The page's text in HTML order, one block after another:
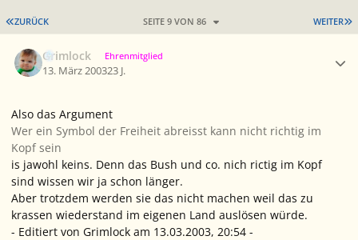
ERSTE SEITE
ZURÜCK WEITER
SEITE 9 VON 86
Grimlock Ehrenmitglied
13. März 200323 J.
Also das Argument
Wer ein Symbol der Freiheit abreisst kann nicht richtig im
Kopf sein
is jawohl keins. Denn das Bush und co. nich rictig im Kopf
sind wissen wir ja schon länger.
Aber trotzdem werden sie das nicht machen weil das zu
krassen wiederstand im eigenen Land auslösen würde.
- Editiert von Grimlock am 13.03.2003, 20:54 -